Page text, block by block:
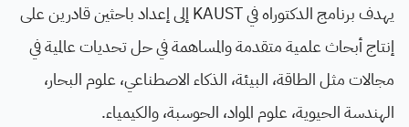
يهدف برنامج الدكتوراه في KAUST إلى إعداد باحثين قادرين على
إنتاج أبحاث علمية متقدمة والمساهمة في حل تحديات عالمية في
مجالات مثل الطاقة، البيئة، الذكاء الاصطناعي، علوم البحار،
الهندسة الحيوية، علوم المواد، الحوسبة، والكيمياء.